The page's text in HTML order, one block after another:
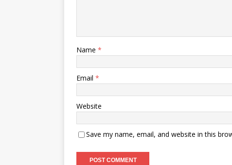
Name *
Email *
Website
Save my name, email, and website in this